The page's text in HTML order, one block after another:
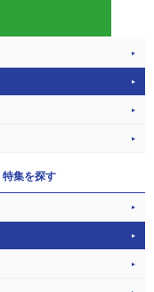
特集を探す